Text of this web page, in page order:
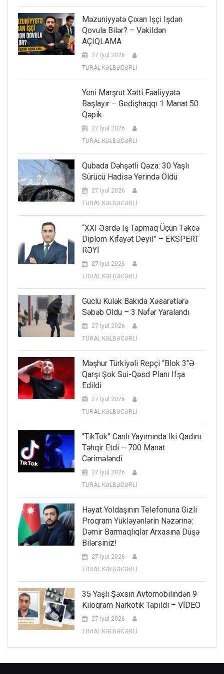
Məzuniyyətə Çıxan Işçi Işdən
Qovula Bilər? – Vəkildən
AÇIQLAMA
27 İyul 2026
TURAL KƏLBƏCƏRLİ
Yeni Marşrut Xətti Fəaliyyətə
Başlayır – Gedişhaqqı 1 Manat 50
Qəpik
27 İyul 2026
TURAL KƏLBƏCƏRLİ
Qubada Dəhşətli Qəza: 30 Yaşlı
Sürücü Hadisə Yerində Öldü
27 İyul 2026
TURAL KƏLBƏCƏRLİ
“XXI Əsrdə Iş Tapmaq Üçün Təkcə
Diplom Kifayət Deyil” – EKSPERT
RƏYİ
27 İyul 2026
TURAL KƏLBƏCƏRLİ
Güclü Külək Bakıda Xəsarətlərə
Səbəb Oldu – 3 Nəfər Yaralandı
27 İyul 2026
TURAL KƏLBƏCƏRLİ
Məşhur Türkiyəli Repçi “Blok 3″ə
Qarşı Şok Sui-Qəsd Planı Ifşa
Edildi
27 İyul 2026
TURAL KƏLBƏCƏRLİ
“TikTok” Canlı Yayımında Iki Qadını
Təhqir Etdi – 700 Manat
Cərimələndi
27 İyul 2026
TURAL KƏLBƏCƏRLİ
Həyat Yoldaşının Telefonuna Gizli
Proqram Yükləyənlərin Nəzərinə:
Dəmir Barmaqlıqlar Arxasına Düşə
Bilərsiniz!
27 İyul 2026
TURAL KƏLBƏCƏRLİ
35 Yaşlı Şəxsin Avtomobilindən 9
Kiloqram Narkotik Tapıldı – VİDEO
27 İyul 2026
TURAL KƏLBƏCƏRLİ